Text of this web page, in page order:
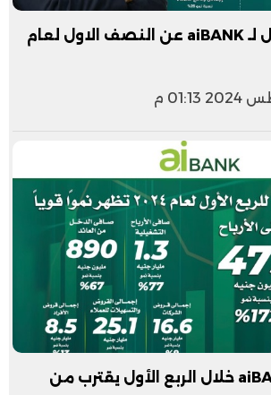
أبرز نتائج الأعمال لـ aiBANK عن النصف الاول لعام
صافى أرباح aiBANK خلال الربع الأول يقترب من